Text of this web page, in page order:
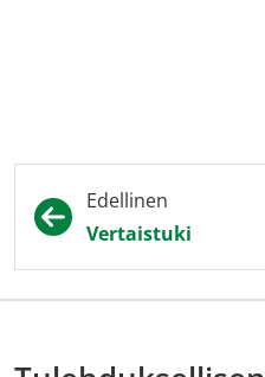
Edellinen
Vertaistuki